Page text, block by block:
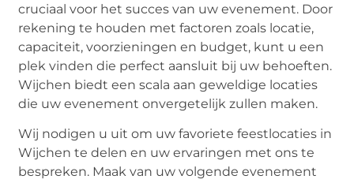
cruciaal voor het succes van uw evenement. Door
rekening te houden met factoren zoals locatie,
capaciteit, voorzieningen en budget, kunt u een
plek vinden die perfect aansluit bij uw behoeften.
Wijchen biedt een scala aan geweldige locaties
die uw evenement onvergetelijk zullen maken.
Wij nodigen u uit om uw favoriete feestlocaties in
Wijchen te delen en uw ervaringen met ons te
bespreken. Maak van uw volgende evenement